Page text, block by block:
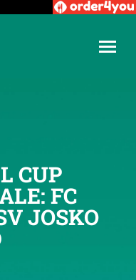
CUP
FC
JOSKO